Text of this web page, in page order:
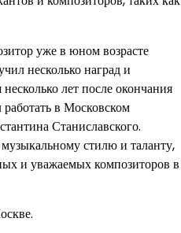
уже в юном возрасте
несколько наград и
лет после окончания
в Московском
Станиславского.
стилю и таланту,
и уважаемых композиторов в